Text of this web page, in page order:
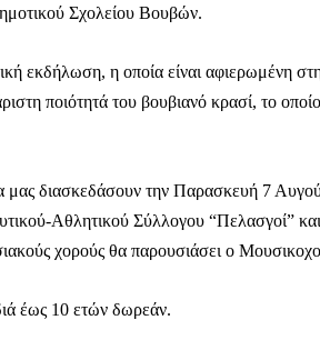
Σχολείου Βουβών.
εκδήλωση, η οποία είναι αφιερωμένη
ποιότητά του βουβιανό κρασί, το
μας διασκεδάσουν την Παρασκευή 7
Αθλητικού Σύλλογου “Πελασγοί”
χορούς θα παρουσιάσει ο
έως 10 ετών δωρεάν.